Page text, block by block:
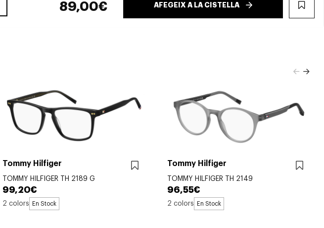
89,00€ AFEGEIX A LA CISTELLA
Tommy Hilfiger
TOMMY HILFIGER TH 2189 G
99,20€
2 colors En Stock
Tommy Hilfiger
TOMMY HILFIGER TH 2149
96,55€
2 colors En Stock